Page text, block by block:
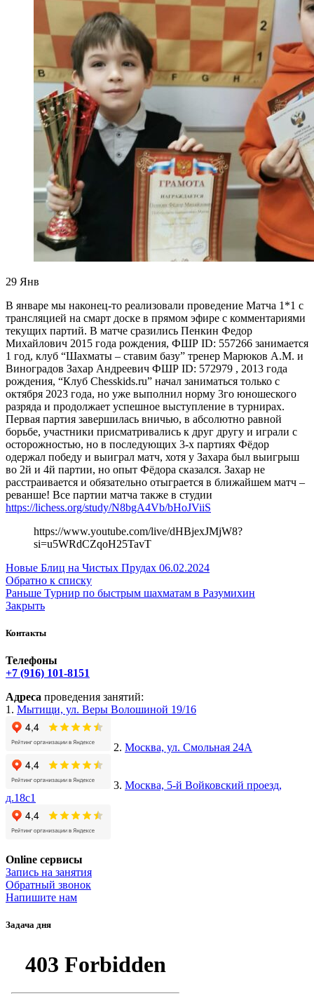
29 Янв
В январе мы наконец-то реализовали проведение Матча 1*1 с
трансляцией на смарт доске в прямом эфире с комментариями
текущих партий. В матче сразились Пенкин Федор
Михайлович 2015 года рождения, ФШР ID: 557266 занимается
1 год, клуб “Шахматы – ставим базу” тренер Марюков А.М. и
Виноградов Захар Андреевич ФШР ID: 572979 , 2013 года
рождения, “Клуб Chesskids.ru” начал заниматься только с
октября 2023 года, но уже выполнил норму 3го юношеского
разряда и продолжает успешное выступление в турнирах.
Первая партия завершилась вничью, в абсолютно равной
борьбе, участники присматривались к друг другу и играли с
осторожностью, но в последующих 3-х партиях Фёдор
одержал победу и выиграл матч, хотя у Захара был выигрыш
во 2й и 4й партии, но опыт Фёдора сказался. Захар не
расстраивается и обязательно отыграется в ближайшем матч –
реванше! Все партии матча также в студии
https://lichess.org/study/N8bgA4Vb/bHoJViiS
https://www.youtube.com/live/dHBjexJMjW8?
si=u5WRdCZqoH25TavT
Новые Блиц на Чистых Прудах 06.02.2024
Обратно к списку
Раньше Турнир по быстрым шахматам в Разумихин
Закрыть
Контакты
Телефоны
+7 (916) 101-8151
Адреса проведения занятий:
1. Мытищи, ул. Веры Волошиной 19/16
2. Москва, ул. Смольная 24А
3. Москва, 5-й Войковский проезд,
д.18с1
Online сервисы
Запись на занятия
Обратный звонок
Напишите нам
Задача дня